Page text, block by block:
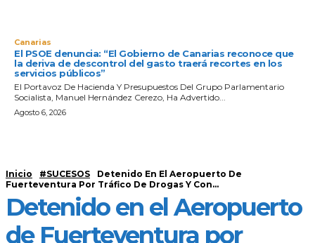
Canarias
El PSOE denuncia: “El Gobierno de Canarias reconoce que
la deriva de descontrol del gasto traerá recortes en los
servicios públicos”
El Portavoz De Hacienda Y Presupuestos Del Grupo Parlamentario
Socialista, Manuel Hernández Cerezo, Ha Advertido...
Agosto 6, 2026